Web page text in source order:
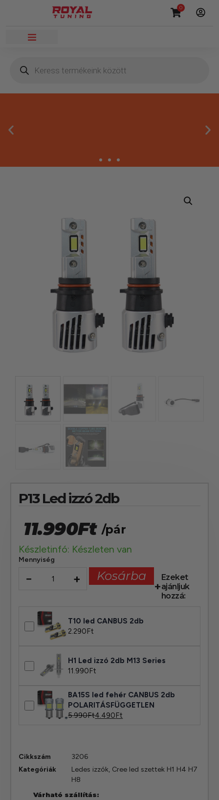
0
szerepelnek, amelyekben mi is bízunk.
P13 Led izzó 2db
11.990Ft /pár
Készletinfó: Készleten van
Mennyiség
− + Kosárba
Ezeket
ajánljuk
hozzá:
T10 led CANBUS 2db
2.290Ft
H1 Led izzó 2db M13 Series
11.990Ft
BA15S led fehér CANBUS 2db
POLARITÁSFÜGGETLEN
5.990Ft4.490Ft
Cikkszám
3206
Kategóriák
Ledes izzók, Cree led szettek H1 H4 H7
H8
Várható szállítás: